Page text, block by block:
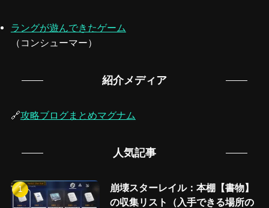
ラングが遊んできたゲーム
（コンシューマー）
紹介メディア
🔗攻略ブログまとめマグナム
人気記事
崩壊スターレイル：本棚【書物】
の収集リスト（入手できる場所の